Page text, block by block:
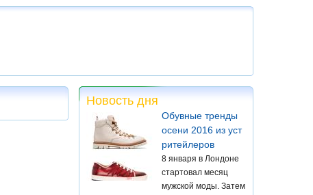
Новость дня
Обувные тренды
осени 2016 из уст
ритейлеров
8 января в Лондоне
стартовал месяц
мужской моды. Затем